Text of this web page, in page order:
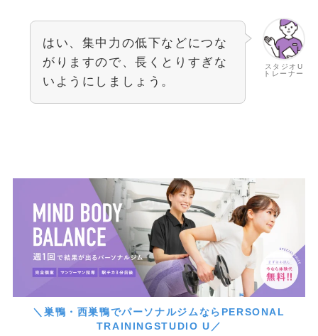
スタジオU
トレーナー
はい、集中力の低下などにつな
がりますので、長くとりすぎな
いようにしましょう。
＼巣鴨・西巣鴨でパーソナルジムならPERSONAL
TRAININGSTUDIO U／